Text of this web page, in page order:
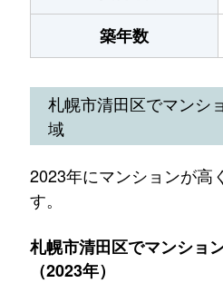
築年数
札幌市清田区でマンシ
域
2023年にマンションが高
す。
札幌市清田区でマンショ
（2023年）